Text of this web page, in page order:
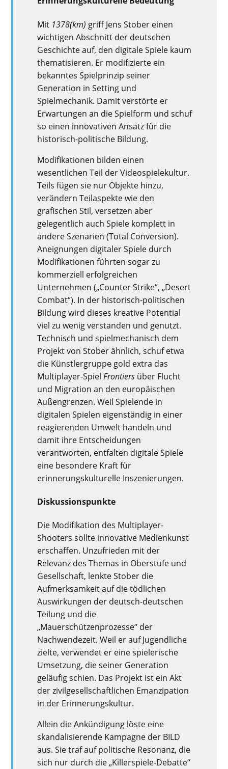
Mit 1378(km) griff Jens Stober einen
wichtigen Abschnitt der deutschen
Geschichte auf, den digitale Spiele kaum
thematisieren. Er modifizierte ein
bekanntes Spielprinzip seiner
Generation in Setting und
Spielmechanik. Damit verstörte er
Erwartungen an die Spielform und schuf
so einen innovativen Ansatz für die
historisch-politische Bildung.
Modifikationen bilden einen
wesentlichen Teil der Videospielekultur.
Teils fügen sie nur Objekte hinzu,
verändern Teilaspekte wie den
grafischen Stil, versetzen aber
gelegentlich auch Spiele komplett in
andere Szenarien (Total Conversion).
Aneignungen digitaler Spiele durch
Modifikationen führten sogar zu
kommerziell erfolgreichen
Unternehmen („Counter Strike“, „Desert
Combat“). In der historisch-politischen
Bildung wird dieses kreative Potential
viel zu wenig verstanden und genutzt.
Technisch und spielmechanisch dem
Projekt von Stober ähnlich, schuf etwa
die Künstlergruppe gold extra das
Multiplayer-SpielFrontiers über Flucht
und Migration an den europäischen
Außengrenzen. Weil Spielende in
digitalen Spielen eigenständig in einer
reagierenden Umwelt handeln und
damit ihre Entscheidungen
verantworten, entfalten digitale Spiele
eine besondere Kraft für
erinnerungskulturelle Inszenierungen.
Diskussionspunkte
Die Modifikation des Multiplayer-
Shooters sollte innovative Medienkunst
erschaffen. Unzufrieden mit der
Relevanz des Themas in Oberstufe und
Gesellschaft, lenkte Stober die
Aufmerksamkeit auf die tödlichen
Auswirkungen der deutsch-deutschen
Teilung und die
„Mauerschützenprozesse“ der
Nachwendezeit. Weil er auf Jugendliche
zielte, verwendet er eine spielerische
Umsetzung, die seiner Generation
geläufig schien. Das Projekt ist ein Akt
der zivilgesellschaftlichen Emanzipation
in der Erinnerungskultur.
Allein die Ankündigung löste eine
skandalisierende Kampagne der BILD
aus. Sie traf auf politische Resonanz, die
sich nur durch die „Killerspiele-Debatte“